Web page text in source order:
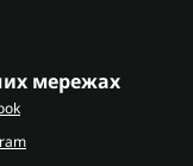
мережах